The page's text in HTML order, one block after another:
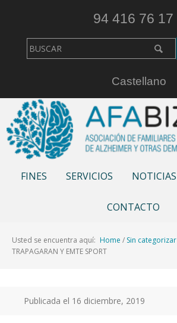
94 416 76 17
Castellano
FINES SERVICIOS NOTICIAS
CONTACTO
Usted se encuentra aquí: Home / Sin categorizar
TRAPAGARAN Y EMTE SPORT
Publicada el 16 diciembre, 2019